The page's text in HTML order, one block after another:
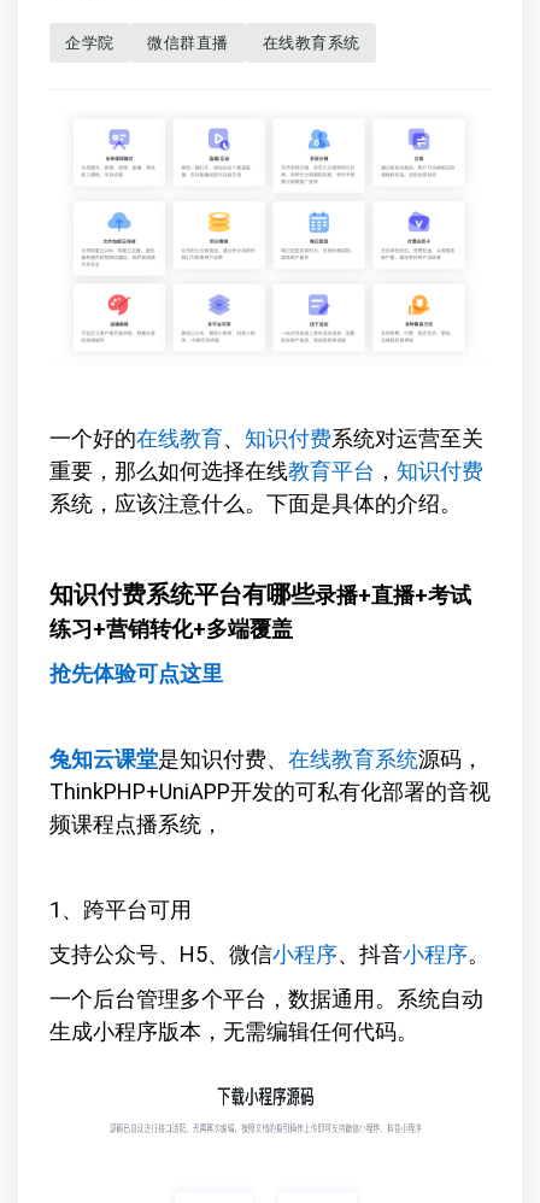
企学院 微信群直播 在线教育系统
一个好的在线教育、 知识付费系统对运营至关
重要，那么如何选择在线教育平台 ， 知识付费
系统，应该注意什么。下面是具体的介绍。
知识付费系统平台有哪些录播+直播+考试
练习+营销转化+多端覆盖
抢先体验可点这里
兔知云课堂是知识付费、 在线教育系统源码，
ThinkPHP+UniAPP开发的可私有化部署的音视
频课程点播系统，
1、跨平台可用
支持公众号、H5、微信小程序、抖音小程序。
一个后台管理多个平台，数据通用。系统自动
生成小程序版本，无需编辑任何代码。